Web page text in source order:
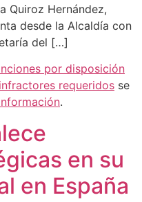
Quiroz Hernández,
desde la Alcaldía con
del […]
por disposición
requeridos se
.
en su
en España